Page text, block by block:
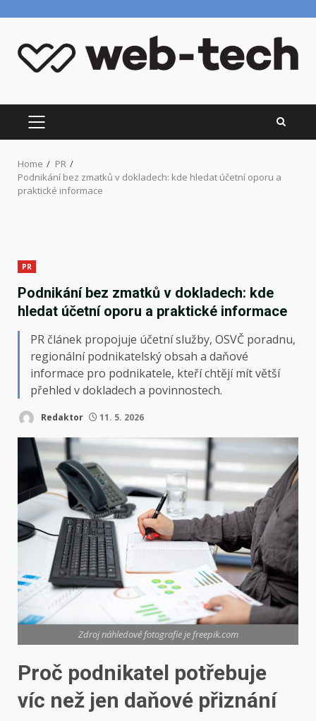
content
PRIMARY
MENU
Home
PR
Podnikání bez zmatků v dokladech: kde hledat účetní oporu a
praktické informace
PR
Podnikání bez zmatků v dokladech: kde
hledat účetní oporu a praktické informace
PR článek propojuje účetní služby, OSVČ poradnu,
regionální podnikatelský obsah a daňové
informace pro podnikatele, kteří chtějí mít větší
přehled v dokladech a povinnostech.
Redaktor 11. 5. 2026
Zdroj náhledové fotografie je freepik.com
Proč podnikatel potřebuje
víc než jen daňové přiznání